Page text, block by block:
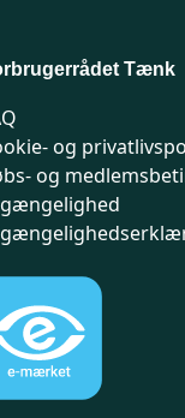
Tænk
og
og